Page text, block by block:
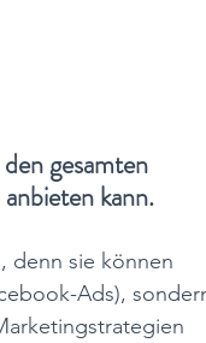
gesamten
kann.
denn sie können
Ads),